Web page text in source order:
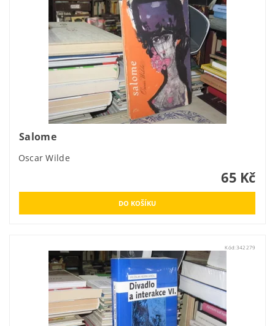
Salome
Oscar Wilde
65 Kč
Kód: 342279